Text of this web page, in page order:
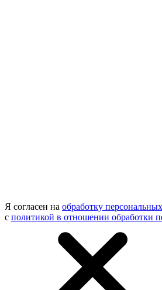
Я согласен на обработку
с политикой в отношении обработки